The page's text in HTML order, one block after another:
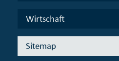
Wirtschaft
Sitemap